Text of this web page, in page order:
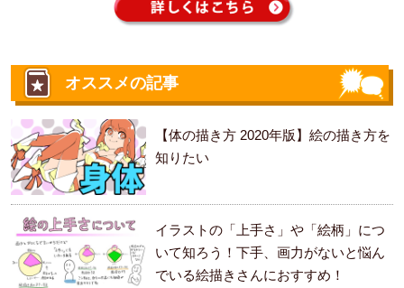
オススメの記事
【体の描き方 2020年版】絵の描き方を
知りたい
イラストの「上手さ」や「絵柄」につ
いて知ろう！下手、画力がないと悩ん
でいる絵描きさんにおすすめ！